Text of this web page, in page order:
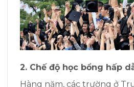
2. Chế độ học bổng hấp
Hàng năm, các trường ở